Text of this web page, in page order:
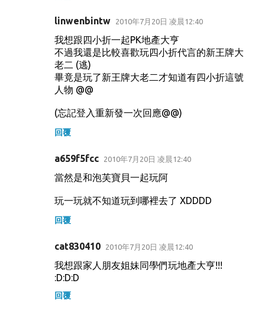
linwenbintw 2010年7月20日 凌晨12:40
我想跟四小折一起PK地產大亨
不過我還是比較喜歡玩四小折代言的新王牌大
老二 (逃)
畢竟是玩了新王牌大老二才知道有四小折這號
人物 @@
(忘記登入重新發一次回應@@)
回覆
a659f5fcc 2010年7月20日 凌晨12:40
當然是和泡芙寶貝一起玩阿
玩一玩就不知道玩到哪裡去了 XDDDD
回覆
cat830410 2010年7月20日 凌晨12:40
我想跟家人朋友姐妹同學們玩地產大亨!!!
:D:D:D
回覆